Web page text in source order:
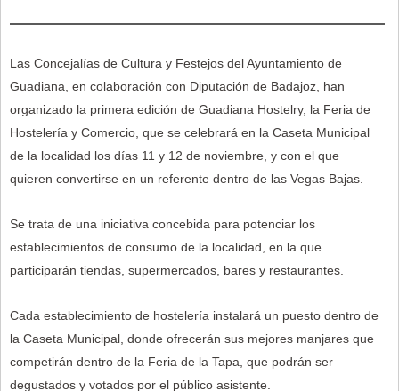
Las Concejalías de Cultura y Festejos del Ayuntamiento de
Guadiana, en colaboración con Diputación de Badajoz, han
organizado la primera edición de Guadiana Hostelry, la Feria de
Hostelería y Comercio, que se celebrará en la Caseta Municipal
de la localidad los días 11 y 12 de noviembre, y con el que
quieren convertirse en un referente dentro de las Vegas Bajas.
Se trata de una iniciativa concebida para potenciar los
establecimientos de consumo de la localidad, en la que
participarán tiendas, supermercados, bares y restaurantes.
Cada establecimiento de hostelería instalará un puesto dentro de
la Caseta Municipal, donde ofrecerán sus mejores manjares que
competirán dentro de la Feria de la Tapa, que podrán ser
degustados y votados por el público asistente.